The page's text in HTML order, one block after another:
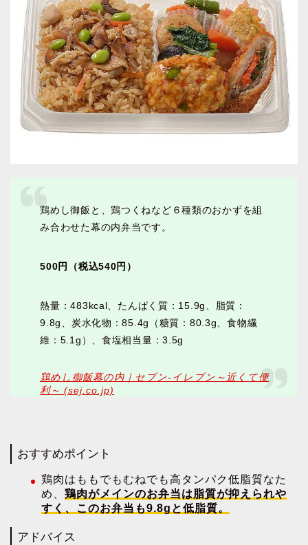
鶏めし御飯と、鶏つくねなど６種類のおかずを組
み合わせた幕の内弁当です。
500円（税込540円）
熱量：483kcal、たんぱく質：15.9g、脂質：
9.8g、炭水化物：85.4g（糖質：80.3g、食物繊
維：5.1g）、食塩相当量：3.5g
鶏めし御飯幕の内｜セブン‐イレブン～近くて便
利～ (sej.co.jp)
おすすめポイント
鶏肉はももでもむねでも高タンパク低脂質なた
め、 鶏肉がメインのお弁当は脂質が抑えられや
すく、このお弁当も9.8gと低脂質。
アドバイス